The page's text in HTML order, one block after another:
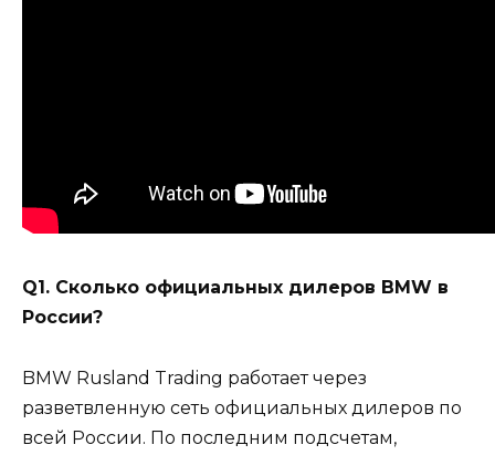
Q1. Сколько официальных дилеров BMW в
России?
BMW Rusland Trading работает через
разветвленную сеть официальных дилеров по
всей России. По последним подсчетам,